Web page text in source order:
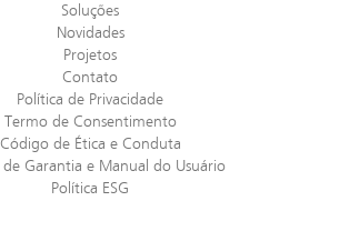
Soluções
Novidades
Projetos
Contato
Política de Privacidade
Termo de Consentimento
Código de Ética e Conduta
Garantia e Manual do Usuário
Política ESG